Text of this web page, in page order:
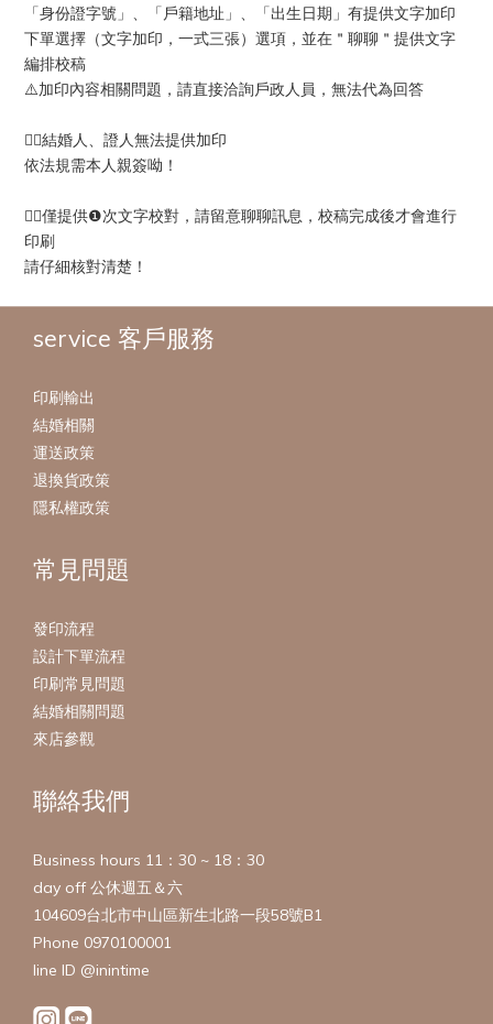
「身份證字號」、「戶籍地址」、「出生日期」有提供文字加印
下單選擇（文字加印，一式三張）選項，並在＂聊聊＂提供文字
編排校稿
⚠️加印內容相關問題，請直接洽詢戶政人員，無法代為回答
✍🏻結婚人、證人無法提供加印
依法規需本人親簽呦！
✍🏻僅提供❶次文字校對，請留意聊聊訊息，校稿完成後才會進行
印刷
請仔細核對清楚！
service 客戶服務
印刷輸出
結婚相關
運送政策
退換貨政策
隱私權政策
常見問題
發印流程
設計下單流程
印刷常見問題
結婚相關問題
來店參觀
聯絡我們
Business hours 11：30 ~ 18：30
day off 公休週五＆六
104609台北市中山區新生北路一段58號B1
Phone 0970100001
line ID @inintime